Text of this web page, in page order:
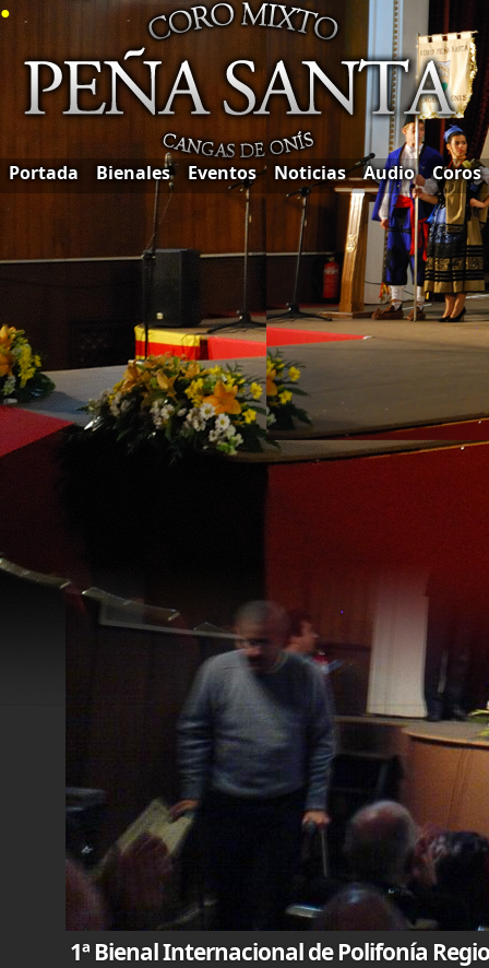
●
Portada Bienales Eventos Noticias Audio Coros
1ª Bienal Internacional de Polifonía